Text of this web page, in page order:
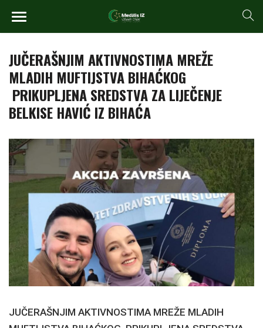
JUČERAŠNJIM AKTIVNOSTIMA MREŽE
MLADIH MUFTIJSTVA BIHAĆKOG
PRIKUPLJENA SREDSTVA ZA LIJEČENJE
BELKISE HAVIĆ IZ BIHAĆA
JUČERAŠNJIM AKTIVNOSTIMA MREŽE MLADIH